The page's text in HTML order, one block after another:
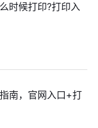
时候打印?打印入
南，官网入口+打